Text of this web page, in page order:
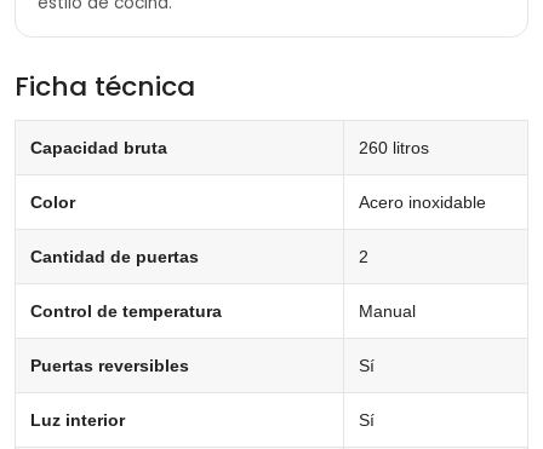
Ficha técnica
Capacidad bruta 260 litros
Color Acero inoxidable
Cantidad de puertas 2
Control de temperatura Manual
Puertas reversibles Sí
Luz interior Sí